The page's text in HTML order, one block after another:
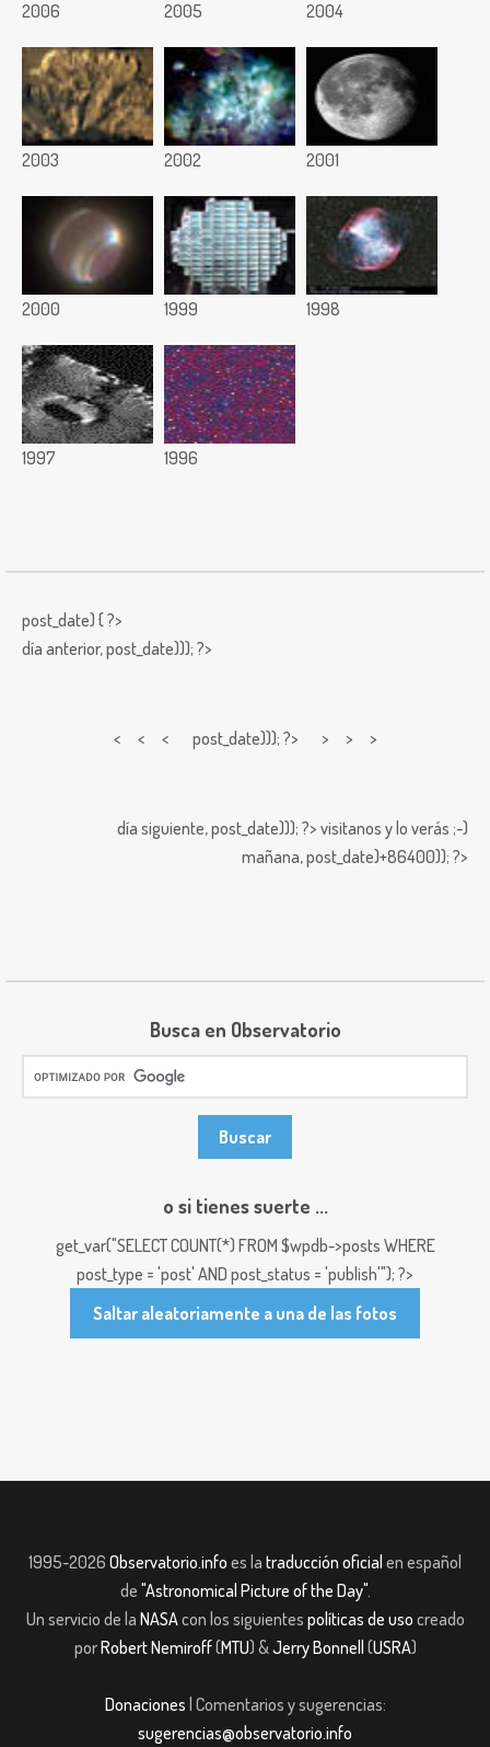
2006 2005 2004
2003 2002 2001
2000 1999 1998
1997 1996
post_date) { ?>
día anterior,post_date))); ?>
< < < post_date))); ?> > > >
día siguiente,post_date))); ?> visitanos y lo verás ;-)
mañana,post_date)+86400)); ?>
Busca en Observatorio
o si tienes suerte ...
get_var("SELECT COUNT(*) FROM $wpdb->posts WHERE
post_type = 'post' AND post_status = 'publish'"); ?>
Saltar aleatoriamente a una de las fotos
1995-2026 Observatorio.info es la traducción oficial en español
de "Astronomical Picture of the Day".
Un servicio de la NASAcon los siguientes políticas de uso creado
porRobert Nemiroff(MTU) &Jerry Bonnell (USRA)
Donaciones | Comentarios y sugerencias:
sugerencias@observatorio.info